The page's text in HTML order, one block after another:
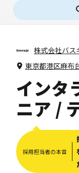
株式会社バス
東京都港区麻布
インタ
ニア /
採用担当者の本音